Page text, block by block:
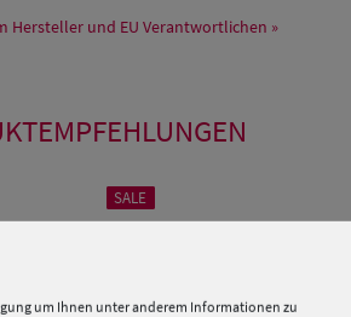
Hersteller und EU Verantwortlichen »
SALE
um Ihnen unter anderem Informationen zu